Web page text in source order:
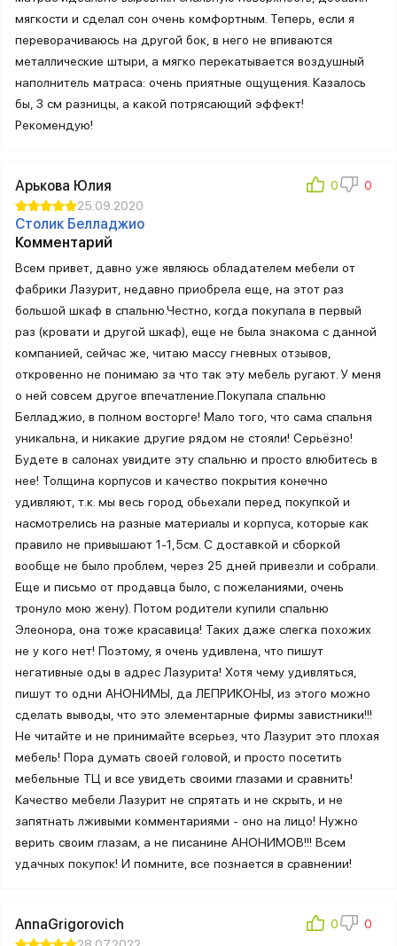
мягкости и сделал сон очень комфортным. Теперь, если я
переворачиваюсь на другой бок, в него не впиваются
металлические штыри, а мягко перекатывается воздушный
наполнитель матраса: очень приятные ощущения. Казалось
бы, 3 см разницы, а какой потрясающий эффект!
Рекомендую!
Арькова Юлия
25.09.2020
Столик Белладжио
Комментарий
Всем привет, давно уже являюсь обладателем мебели от
фабрики Лазурит, недавно приобрела еще, на этот раз
большой шкаф в спальню.Честно, когда покупала в первый
раз (кровати и другой шкаф), еще не была знакома с данной
компанией, сейчас же, читаю массу гневных отзывов,
откровенно не понимаю за что так эту мебель ругают. У меня
о ней совсем другое впечатление.Покупала спальню
Белладжио, в полном восторге! Мало того, что сама спальня
уникальна, и никакие другие рядом не стояли! Серьёзно!
Будете в салонах увидите эту спальню и просто влюбитесь в
нее! Толщина корпусов и качество покрытия конечно
удивляют, т.к. мы весь город обьехали перед покупкой и
насмотрелись на разные материалы и корпуса, которые как
правило не привышают 1-1,5см. С доставкой и сборкой
вообще не было проблем, через 25 дней привезли и собрали.
Еще и письмо от продавца было, с пожеланиями, очень
тронуло мою жену). Потом родители купили спальню
Элеонора, она тоже красавица! Таких даже слегка похожих
не у кого нет! Поэтому, я очень удивлена, что пишут
негативные оды в адрес Лазурита! Хотя чему удивляться,
пишут то одни АНОНИМЫ, да ЛЕПРИКОНЫ, из этого можно
сделать выводы, что это элементарные фирмы завистники!!!
Не читайте и не принимайте всерьез, что Лазурит это плохая
мебель! Пора думать своей головой, и просто посетить
мебельные ТЦ и все увидеть своими глазами и сравнить!
Качество мебели Лазурит не спрятать и не скрыть, и не
запятнать лживыми комментариями - оно на лицо! Нужно
верить своим глазам, а не писанине АНОНИМОВ!!! Всем
удачных покупок! И помните, все познается в сравнении!
AnnaGrigorovich